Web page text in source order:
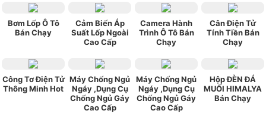
Bơm Lốp Ô Tô
Bán Chạy
Cảm Biến Áp
Suất Lốp Ngoài
Cao Cấp
Camera Hành
Trình Ô Tô Bán
Chạy
Cân Điện Tử
Tính Tiền Bán
Chạy
Công Tơ Điện Tử
Thông Minh Hot
Máy Chống Ngủ
Ngáy ,Dụng Cụ
Chống Ngủ Gáy
Cao Cấp
Máy Chống Ngủ
Ngáy ,Dụng Cụ
Chống Ngủ Gáy
Cao Cấp
Hộp ĐÈN ĐÁ
MUỐI HIMALYA
Bán Chạy